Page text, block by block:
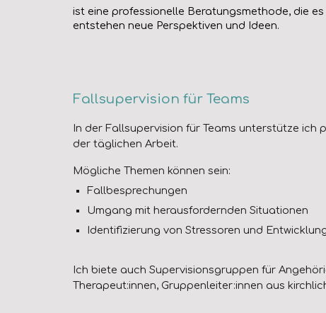
ist eine professionelle Beratungsmethode, die
entstehen neue Perspektiven und Ideen.
Fallsupervision für Teams
In der Fallsupervision für Teams unterstütze ich
der täglichen Arbeit.
Mögliche Themen können sein:
Fallbesprechungen
Umgang mit herausfordernden Situationen
Identifizierung von Stressoren und
Ich biete auch Supervisionsgruppen für
Therapeut:innen, Gruppenleiter:innen aus